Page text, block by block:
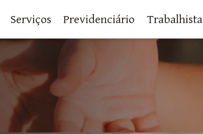
Serviços Previdenciário Trabalhista